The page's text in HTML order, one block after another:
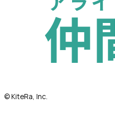
© KiteRa, Inc.